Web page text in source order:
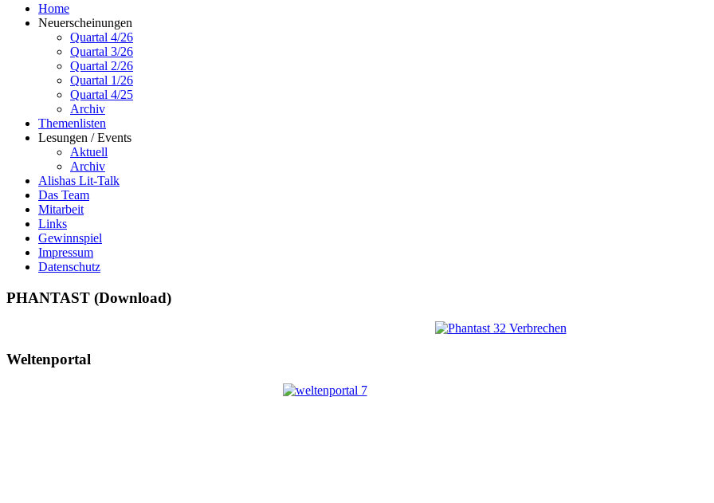
Home
Neuerscheinungen
Quartal 4/26
Quartal 3/26
Quartal 2/26
Quartal 1/26
Quartal 4/25
Archiv
Themenlisten
Lesungen / Events
Aktuell
Archiv
Alishas Lit-Talk
Das Team
Mitarbeit
Links
Gewinnspiel
Impressum
Datenschutz
PHANTAST (Download)
Weltenportal